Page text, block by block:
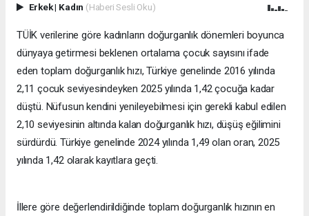
Erkek| Kadın (Haberi Sesli Oku)
TÜİK verilerine göre kadınların doğurganlık dönemleri boyunca
dünyaya getirmesi beklenen ortalama çocuk sayısını ifade
eden toplam doğurganlık hızı, Türkiye genelinde 2016 yılında
2,11 çocuk seviyesindeyken 2025 yılında 1,42 çocuğa kadar
düştü. Nüfusun kendini yenileyebilmesi için gerekli kabul edilen
2,10 seviyesinin altında kalan doğurganlık hızı, düşüş eğilimini
sürdürdü. Türkiye genelinde 2024 yılında 1,49 olan oran, 2025
yılında 1,42 olarak kayıtlara geçti.
İllere göre değerlendirildiğinde toplam doğurganlık hızının en